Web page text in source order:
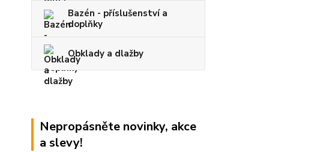
Bazén - příslušenství a
doplňky
Obklady a dlažby
Nepropásněte novinky, akce
a slevy!